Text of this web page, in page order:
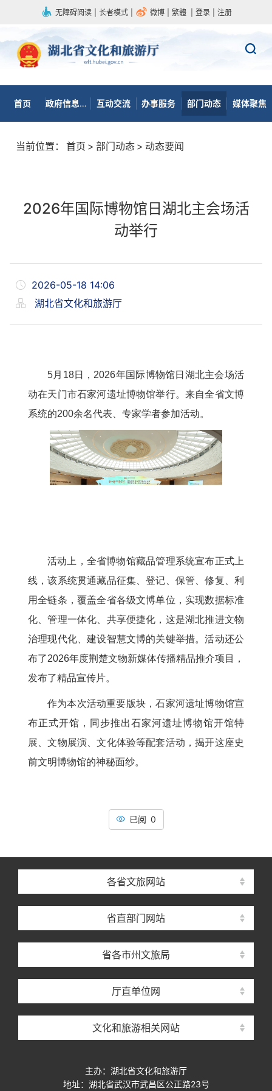
无障碍阅读 长者模式 微博 繁體 登录 注册
首页 政府信息公开 互动交流 办事服务 部门动态 媒体聚焦
当前位置： 首页 > 部门动态 > 动态要闻
2026年国际博物馆日湖北主会场活
动举行
2026-05-18 14:06
湖北省文化和旅游厅
5月18日，2026年国际博物馆日湖北主会场活
动在天门市石家河遗址博物馆举行。来自全省文博
系统的200余名代表、专家学者参加活动。
活动上，全省博物馆藏品管理系统宣布正式上
线，该系统贯通藏品征集、登记、保管、修复、利
用全链条，覆盖全省各级文博单位，实现数据标准
化、管理一体化、共享便捷化，这是湖北推进文物
治理现代化、建设智慧文博的关键举措。活动还公
布了2026年度荆楚文物新媒体传播精品推介项目，
发布了精品宣传片。
作为本次活动重要版块，石家河遗址博物馆宣
布正式开馆，同步推出石家河遗址博物馆开馆特
展、文物展演、文化体验等配套活动，揭开这座史
前文明博物馆的神秘面纱。
已阅 0
各省文旅网站
省直部门网站
省各市州文旅局
厅直单位网
文化和旅游相关网站
主办：湖北省文化和旅游厅
地址：湖北省武汉市武昌区公正路23号